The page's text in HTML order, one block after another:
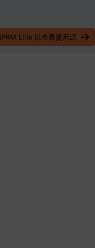
Elite 以查看提示源